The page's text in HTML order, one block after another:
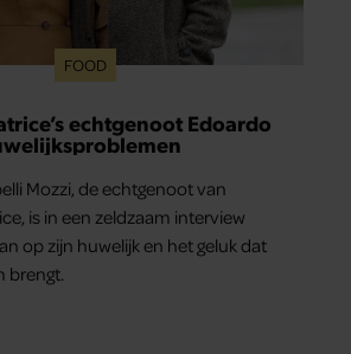
FOOD
echtgenoot Edoardo
Mozzi, de echtgenoot van
is in een zeldzaam interview
op zijn huwelijk en het geluk dat
brengt.